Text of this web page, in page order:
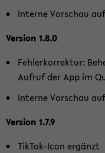
In­ter­ne Vor­schau
Ver­si­on 1.8.0
Feh­ler­kor­rek­tur:
Auf­ruf der App im
In­ter­ne Vor­schau
Ver­si­on 1.7.9
TikTok-​Icon er­gänzt